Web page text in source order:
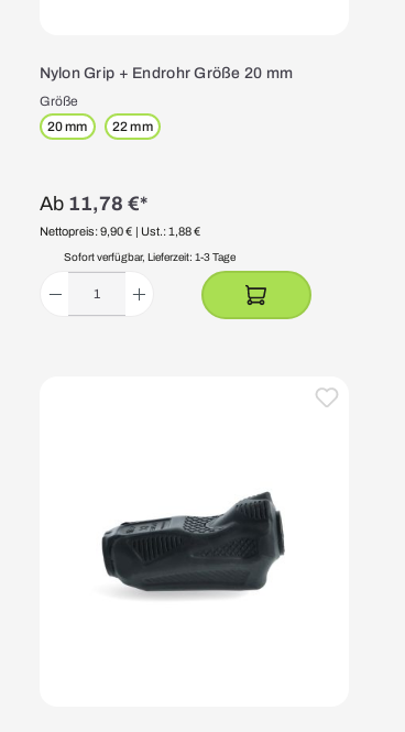
Nylon Grip + Endrohr Größe 20 mm
Größe
20 mm
22 mm
Ab 11,78 €*
Nettopreis: 9,90 € | Ust.: 1,88 €
Sofort verfügbar, Lieferzeit: 1-3 Tage